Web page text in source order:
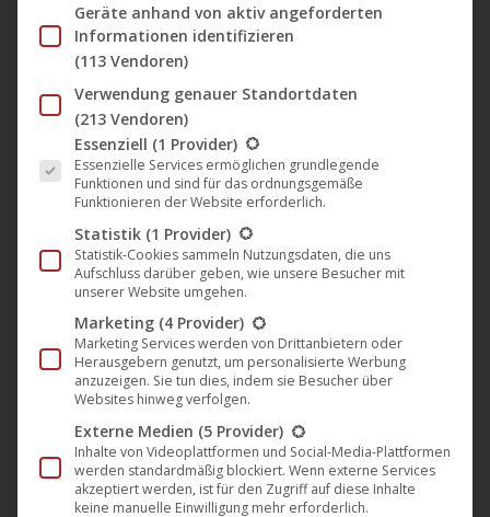
erster Filmmarkt im Jahr gehört die EFM neben dem
Marché du Filmin Cannes im Mai und dem
Market im November zu den drei bedeutendsten
Branchentreffen der Filmindustrie.
Kim hat einen Penis (Everything Always All the Time)
| Trailer ᴴᴰ
Geräte anhand von aktiv angeforderten
Informationen identifizieren
(113 Vendoren)
Verwendung genauer Standortdaten
(213 Vendoren)
Es folgt eine Liste der Service-Gruppen, für die eine
Essenziell (1 Provider)
Essenzielle Services ermöglichen grundlegende
Funktionen und sind für das ordnungsgemäße
Funktionieren der Website erforderlich.
Statistik (1 Provider)
Statistik-Cookies sammeln Nutzungsdaten, die uns
Aufschluss darüber geben, wie unsere Besucher mit
unserer Website umgehen.
Marketing (4 Provider)
Marketing Services werden von Drittanbietern oder
Herausgebern genutzt, um personalisierte Werbung
anzuzeigen. Sie tun dies, indem sie Besucher über
Websites hinweg verfolgen.
Externe Medien (5 Provider)
Inhalte von Videoplattformen und Social-Media-Plattformen
werden standardmäßig blockiert. Wenn externe Services
akzeptiert werden, ist für den Zugriff auf diese Inhalte
keine manuelle Einwilligung mehr erforderlich.